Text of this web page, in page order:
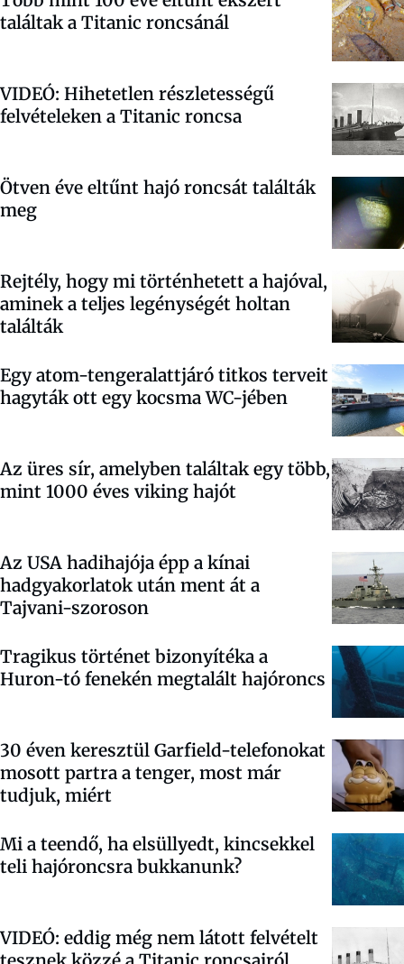
találtak a Titanic roncsánál
VIDEÓ: Hihetetlen részletességű
felvételeken a Titanic roncsa
Ötven éve eltűnt hajó roncsát találták
meg
Rejtély, hogy mi történhetett a hajóval,
aminek a teljes legénységét holtan
találták
Egy atom-tengeralattjáró titkos terveit
hagyták ott egy kocsma WC-jében
Az üres sír, amelyben találtak egy több,
mint 1000 éves viking hajót
Az USA hadihajója épp a kínai
hadgyakorlatok után ment át a
Tajvani-szoroson
Tragikus történet bizonyítéka a
Huron-tó fenekén megtalált hajóroncs
30 éven keresztül Garfield-telefonokat
mosott partra a tenger, most már
tudjuk, miért
Mi a teendő, ha elsüllyedt, kincsekkel
teli hajóroncsra bukkanunk?
VIDEÓ: eddig még nem látott felvételt